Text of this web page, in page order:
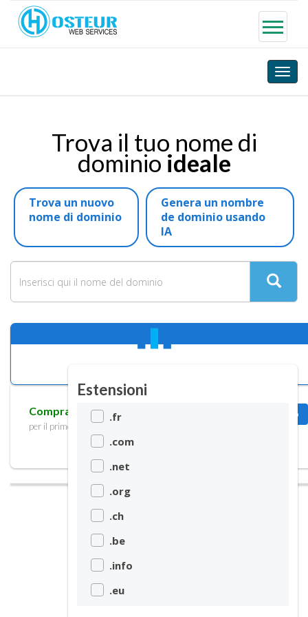
Toggle
Trova il tuo nome di
dominio ideale
Trova un nuovo
nome di dominio
Genera un nombre
de dominio usando
IA
Compra 3 e risparmia 69%
per il primo anno
Aggiungi al carrello
Estensioni
.fr
.com
.net
.org
.ch
.be
.info
.eu